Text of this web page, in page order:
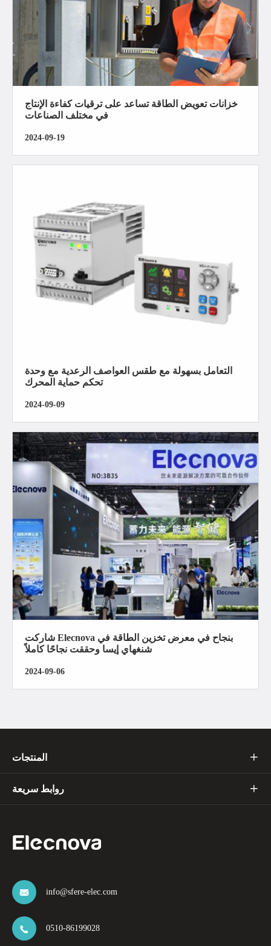
خزانات تعويض الطاقة تساعد على ترقيات كفاءة الإنتاج
في مختلف الصناعات
2024-09-19
التعامل بسهولة مع طقس العواصف الرعدية مع وحدة
تحكم حماية المحرك
2024-09-09
شاركت Elecnova بنجاح في معرض تخزين الطاقة في
شنغهاي إيسا وحققت نجاحًا كاملاً
2024-09-06
المنتجات 
روابط سريعة 
 info@sfere-elec.com
 0510-86199028